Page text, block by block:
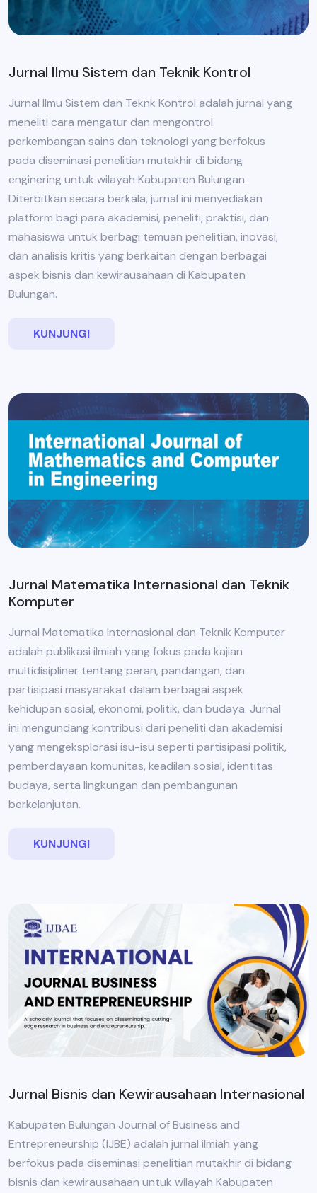
Jurnal Ilmu Sistem dan Teknik Kontrol
Jurnal Ilmu Sistem dan Teknk Kontrol adalah jurnal yang
meneliti cara mengatur dan mengontrol
perkembangan sains dan teknologi yang berfokus
pada diseminasi penelitian mutakhir di bidang
enginering untuk wilayah Kabupaten Bulungan.
Diterbitkan secara berkala, jurnal ini menyediakan
platform bagi para akademisi, peneliti, praktisi, dan
mahasiswa untuk berbagi temuan penelitian, inovasi,
dan analisis kritis yang berkaitan dengan berbagai
aspek bisnis dan kewirausahaan di Kabupaten
Bulungan.
KUNJUNGI
Jurnal Matematika Internasional dan Teknik
Komputer
Jurnal Matematika Internasional dan Teknik Komputer
adalah publikasi ilmiah yang fokus pada kajian
multidisipliner tentang peran, pandangan, dan
partisipasi masyarakat dalam berbagai aspek
kehidupan sosial, ekonomi, politik, dan budaya. Jurnal
ini mengundang kontribusi dari peneliti dan akademisi
yang mengeksplorasi isu-isu seperti partisipasi politik,
pemberdayaan komunitas, keadilan sosial, identitas
budaya, serta lingkungan dan pembangunan
berkelanjutan.
KUNJUNGI
Jurnal Bisnis dan Kewirausahaan Internasional
Kabupaten Bulungan Journal of Business and
Entrepreneurship (IJBE) adalah jurnal ilmiah yang
berfokus pada diseminasi penelitian mutakhir di bidang
bisnis dan kewirausahaan untuk wilayah Kabupaten